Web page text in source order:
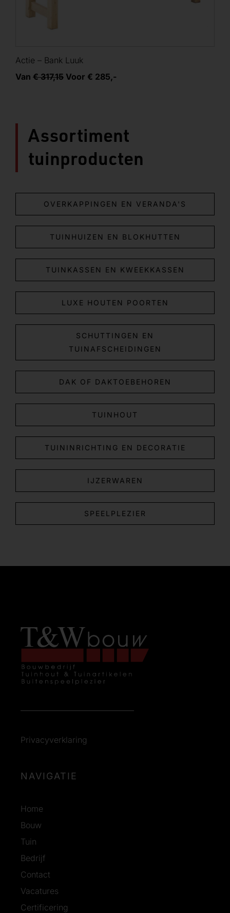
Actie – Bank Luuk
Van € 317,15 Voor € 285,-
Assortiment
tuinproducten
OVERKAPPINGEN EN VERANDA'S
TUINHUIZEN EN BLOKHUTTEN
TUINKASSEN EN KWEEKKASSEN
LUXE HOUTEN POORTEN
SCHUTTINGEN EN
TUINAFSCHEIDINGEN
DAK OF DAKTOEBEHOREN
TUINHOUT
TUININRICHTING EN DECORATIE
IJZERWAREN
SPEELPLEZIER
Privacyverklaring
NAVIGATIE
Home
Bouw
Tuin
Bedrijf
Contact
Vacatures
Certificering